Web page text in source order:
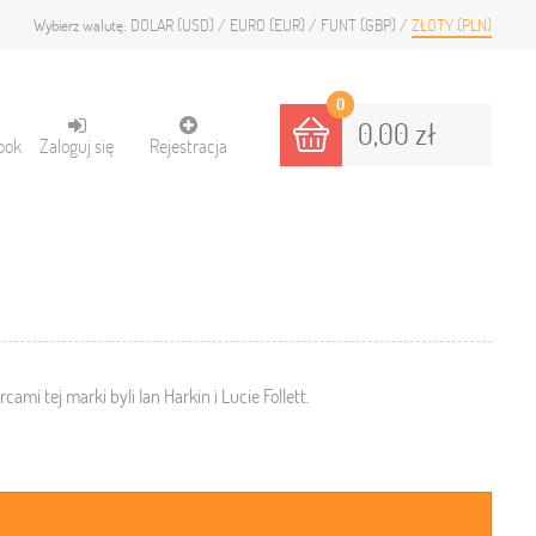
Wybierz walutę: DOLAR (USD) EURO (EUR) FUNT (GBP) ZŁOTY (PLN)
0
0,00 zł
Zaloguj się Rejestracja
tej marki byli Ian Harkin i Lucie Follett.